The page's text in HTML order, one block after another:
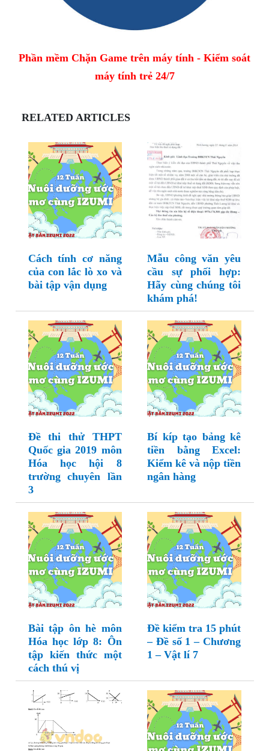
Phần mềm Chặn Game trên máy tính - Kiểm soát
máy tính trẻ 24/7
RELATED ARTICLES
Cách tính cơ năng
của con lắc lò xo và
bài tập vận dụng
Mẫu công văn yêu
cầu sự phối hợp:
Hãy cùng chúng tôi
khám phá!
Đề thi thử THPT
Quốc gia 2019 môn
Hóa học hội 8
trường chuyên lần
3
Bí kíp tạo bảng kê
tiền bằng Excel:
Kiểm kê và nộp tiền
ngân hàng
Bài tập ôn hè môn
Hóa học lớp 8: Ôn
tập kiến thức một
cách thú vị
Đề kiểm tra 15 phút
– Đề số 1 – Chương
1 – Vật lí 7